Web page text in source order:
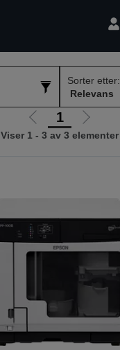
Sorter etter:
Gå
til
1
Gå
til
Viser 1 - 3 av 3 elementer